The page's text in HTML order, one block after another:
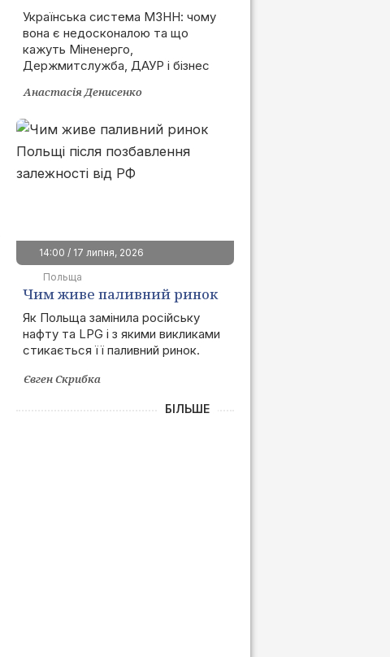
запрацює та як це вплине
на ринок
Українська система МЗНН: чому
вона є недосконалою та що
кажуть Міненерго,
Держмитслужба, ДАУР і бізнес
Анастасія Денисенко
14:00 / 17 липня, 2026
Польща
Чим живе паливний ринок
Польщі після позбавлення
залежності від РФ
Як Польща замінила російську
нафту та LPG і з якими викликами
стикається її паливний ринок.
Євген Скрибка
БІЛЬШЕ